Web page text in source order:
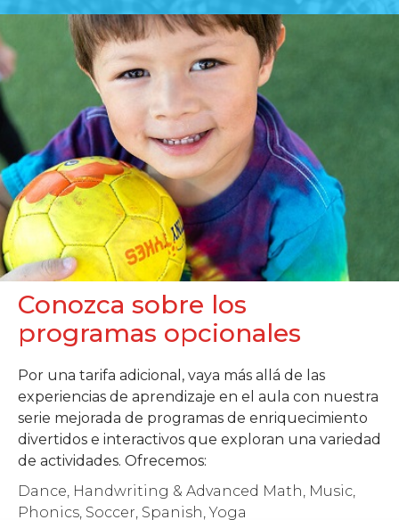
Conozca sobre los
programas opcionales
Por una tarifa adicional, vaya más allá de las
experiencias de aprendizaje en el aula con nuestra
serie mejorada de programas de enriquecimiento
divertidos e interactivos que exploran una variedad
de actividades. Ofrecemos:
Dance, Handwriting & Advanced Math, Music,
Phonics, Soccer, Spanish, Yoga